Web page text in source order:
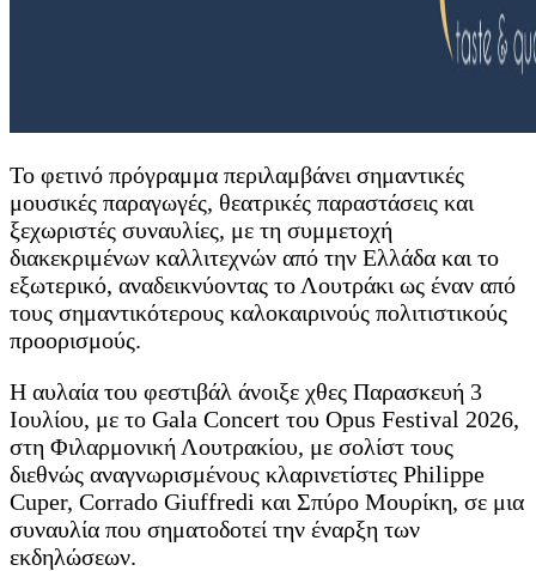
Το φετινό πρόγραμμα περιλαμβάνει σημαντικές
μουσικές παραγωγές, θεατρικές παραστάσεις και
ξεχωριστές συναυλίες, με τη συμμετοχή
διακεκριμένων καλλιτεχνών από την Ελλάδα και το
εξωτερικό, αναδεικνύοντας το Λουτράκι ως έναν από
τους σημαντικότερους καλοκαιρινούς πολιτιστικούς
προορισμούς.
Η αυλαία του φεστιβάλ άνοιξε χθες Παρασκευή 3
Ιουλίου, με το Gala Concert του Opus Festival 2026,
στη Φιλαρμονική Λουτρακίου, με σολίστ τους
διεθνώς αναγνωρισμένους κλαρινετίστες Philippe
Cuper, Corrado Giuffredi και Σπύρο Μουρίκη, σε μια
συναυλία που σηματοδοτεί την έναρξη των
εκδηλώσεων.